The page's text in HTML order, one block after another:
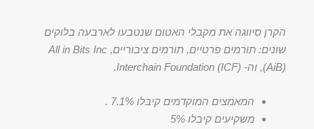
הקרן סיווגה את מקבלי האטום שנטבעו לארבעה בלוקים
שונים: תורמים פרטיים, תורמים ציבוריים, All in Bits Inc
(AiB), וה- Interchain Foundation (ICF).
המאמצים המוקדמים קיבלו 7.1% .
משקיעים קיבלו 5%